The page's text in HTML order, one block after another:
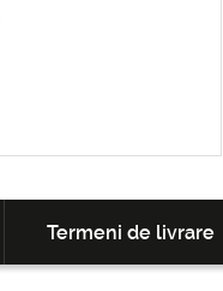
Termeni de livrare